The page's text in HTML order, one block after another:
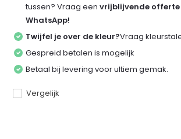
tussen? Vraag eenvrijblijvende
WhatsApp!
Twijfel je over de kleur?Vraag
Gespreid betalen is mogelijk
Betaal bij levering voor ultiem gemak.
Vergelijk